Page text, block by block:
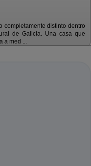
completamente distinto dentro
de Galicia. Una casa que
a med ...